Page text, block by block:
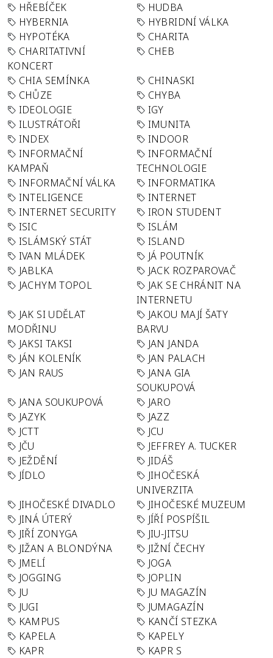
HŘEBÍČEK
HUDBA
HYBERNIA
HYBRIDNÍ VÁLKA
HYPOTÉKA
CHARITA
CHARITATIVNÍ
KONCERT
CHEB
CHIA SEMÍNKA
CHINASKI
CHŮZE
CHYBA
IDEOLOGIE
IGY
ILUSTRÁTOŘI
IMUNITA
INDEX
INDOOR
INFORMAČNÍ
KAMPAŇ
INFORMAČNÍ
TECHNOLOGIE
INFORMAČNÍ VÁLKA
INFORMATIKA
INTELIGENCE
INTERNET
INTERNET SECURITY
IRON STUDENT
ISIC
ISLÁM
ISLÁMSKÝ STÁT
ISLAND
IVAN MLÁDEK
JÁ POUTNÍK
JABLKA
JACK ROZPAROVAČ
JACHYM TOPOL
JAK SE CHRÁNIT NA
INTERNETU
JAK SI UDĚLAT
MODŘINU
JAKOU MAJÍ ŠATY
BARVU
JAKSI TAKSI
JAN JANDA
JÁN KOLENÍK
JAN PALACH
JAN RAUS
JANA GIA
SOUKUPOVÁ
JANA SOUKUPOVÁ
JARO
JAZYK
JAZZ
JCTT
JCU
JČU
JEFFREY A. TUCKER
JEŽDĚNÍ
JIDÁŠ
JÍDLO
JIHOČESKÁ
UNIVERZITA
JIHOČESKÉ DIVADLO
JIHOČESKÉ MUZEUM
JINÁ ÚTERÝ
JÍŘÍ POSPÍŠIL
JIŘÍ ZONYGA
JIU-JITSU
JIŽAN A BLONDÝNA
JIŽNÍ ČECHY
JMELÍ
JOGA
JOGGING
JOPLIN
JU
JU MAGAZÍN
JUGI
JUMAGAZÍN
KAMPUS
KANČÍ STEZKA
KAPELA
KAPELY
KAPR
KAPR S